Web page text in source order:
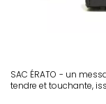
SAC ÉRATO - un
tendre et touchante,